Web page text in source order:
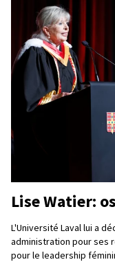
Lise Watier:
L'Université Laval lui a
administration pour ses
pour le leadership